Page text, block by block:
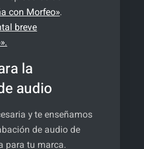
con Morfeo».
breve
la
audio
y te enseñamos
de audio de
para tu marca.